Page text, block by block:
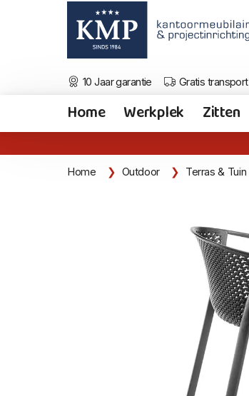
10 Jaar garantie Gratis transport
Home Werkplek Zitten
Home Outdoor Terras & Tuin